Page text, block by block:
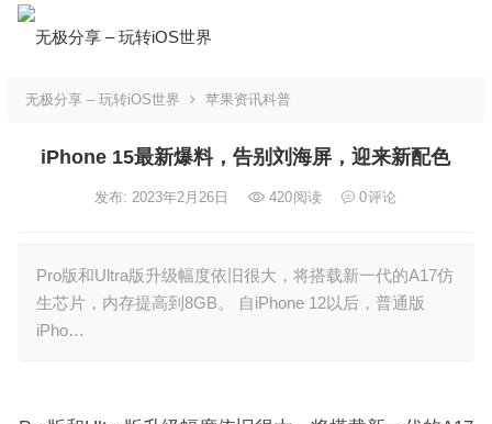
无极分享 – 玩转iOS世界 苹果资讯科普
iPhone 15最新爆料，告别刘海屏，迎来新配色
发布: 2023年2月26日 420阅读 0评论
Pro版和Ultra版升级幅度依旧很大，将搭载新一代的A17仿
生芯片，内存提高到8GB。 自iPhone 12以后，普通版
iPho…